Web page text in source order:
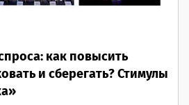
как повысить
и сберегать? Стимулы